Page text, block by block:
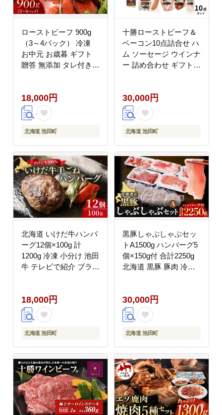
ローストビーフ 900g
（3～4パック） 冷凍
お中元 お歳暮 ギフト
贈答 無添加 タレ付き
トビーフ
18,000円
北海道 池田町
十勝ローストビーフ＆
ベーコン10点詰合せ ハ
ム ソーセージ ウインナ
ー 詰め合わせ ギフト
30,000円
北海道 池田町
北海道 いけだ牛ハンバ
ーグ12個×100g 計
1200g 冷凍 小分け 池田
牛 テレビで紹介 ブラン
肉100％
18,000円
北海道 池田町
黒豚しゃぶしゃぶセッ
トA1500g ハンバーグ5
個×150g付 合計2250g
北海道 黒豚 豚肉 冷凍
国産 シャブシャブ
30,000円
北海道 池田町